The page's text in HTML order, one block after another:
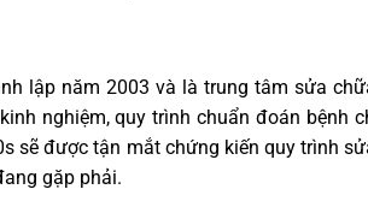
lập năm 2003 và là trung tâm sửa
nghiệm, quy trình chuẩn đoán bệnh
sẽ được tận mắt chứng kiến quy trình
gặp phải.